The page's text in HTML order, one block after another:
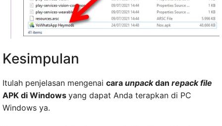
Kesimpulan
Itulah penjelasan mengenai cara unpackdan repack file
APK di Windows yang dapat Anda terapkan di PC
Windows ya.